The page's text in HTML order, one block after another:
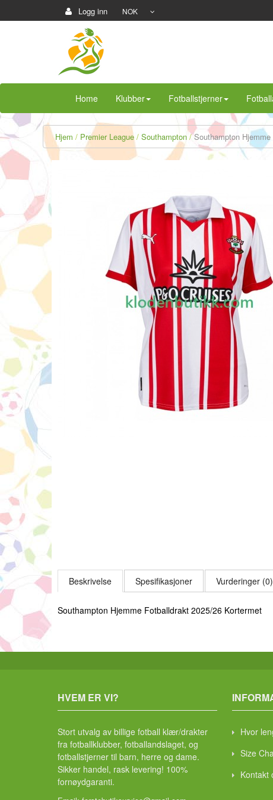
Logg inn NOK
Home Klubber Fotballstjerner
Hjem Premier League Southampton Southampton
Beskrivelse Spesifikasjoner Vurderinger (0)
Southampton Hjemme Fotballdrakt 2025/26 Kortermet
HVEM ER VI?
Stort utvalg av billige fotball klær/drakter
fra fotballklubber, fotballandslaget, og
fotballstjerner til barn, herre og dame.
Sikker handel, rask levering! 100%
fornøydgaranti.
Hvor
Size
Kontakt